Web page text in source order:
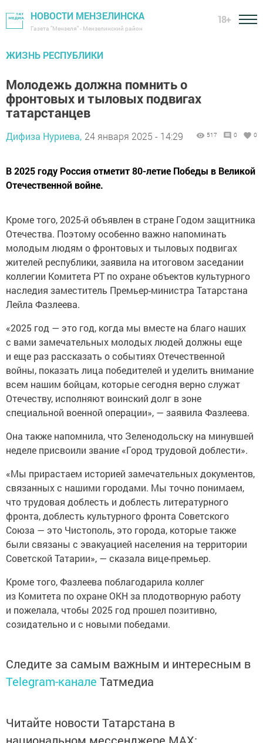
НОВОСТИ МЕНЗЕЛИНСКА
Газета "Мензеля" - Мензелинский район
18+
ЖИЗНЬ РЕСПУБЛИКИ
Молодежь должна помнить о
фронтовых и тыловых подвигах
татарстанцев
Дифиза Нуриева, 24 января 2025 - 14:29 517 0 0
В 2025 году Россия отметит 80-летие Победы в Великой
Отечественной войне.
Кроме того, 2025-й объявлен в стране Годом защитника
Отечества. Поэтому особенно важно напоминать
молодым людям о фронтовых и тыловых подвигах
жителей республики, заявила на итоговом заседании
коллегии Комитета РТ по охране объектов культурного
наследия заместитель Премьер-министра Татарстана
Лейла Фазлеева.
«2025 год — это год, когда мы вместе на благо наших
с вами замечательных молодых людей должны еще
и еще раз рассказать о событиях Отечественной
войны, показать лица победителей и уделить внимание
всем нашим бойцам, которые сегодня верно служат
Отечеству, исполняют воинский долг в зоне
специальной военной операции», — заявила Фазлеева.
Она также напомнила, что Зеленодольску на минувшей
неделе присвоили звание «Город трудовой доблести».
«Мы прирастаем историей замечательных документов,
связанных с нашими городами. Мы точно понимаем,
что трудовая доблесть и доблесть литературного
фронта, доблесть культурного фронта Советского
Союза — это Чистополь, это города, которые также
были связаны с эвакуацией населения на территории
Советской Татарии», — сказала вице-премьер.
Кроме того, Фазлеева поблагодарила коллег
из Комитета по охране ОКН за плодотворную работу
и пожелала, чтобы 2025 год прошел позитивно,
созидательно и с новыми победами.
Следите за самым важным и интересным в
Telegram-канале Татмедиа
Читайте новости Татарстана в